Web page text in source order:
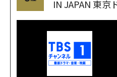
IN JAPAN 東京